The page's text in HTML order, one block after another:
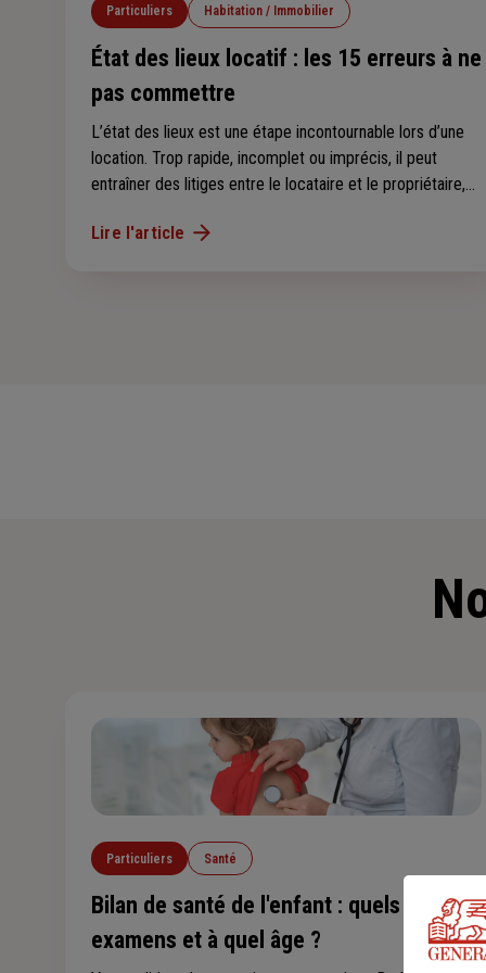
Particuliers Habitation / Immobilier
État des lieux locatif : les 15 erreurs à ne
pas commettre
L’état des lieux est une étape incontournable lors d’une
location. Trop rapide, incomplet ou imprécis, il peut
entraîner des litiges entre le locataire et le propriétaire,
garantie. Voici les 15 erreurs les plus fréquentes à éviter.
Lire l'article
Particuliers Santé
Bilan de santé de l'enfant : quels
examens et à quel âge ?